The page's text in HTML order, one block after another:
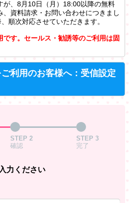
が、8月10日（月）18:00以降の無料
資料請求・お問い合わせにつきまし
順次対応させていただきます。
す。セールス・勧誘等のご利用は固
利用のお客様へ：受信設定
STEP 2
確認
STEP 3
完了
力ください